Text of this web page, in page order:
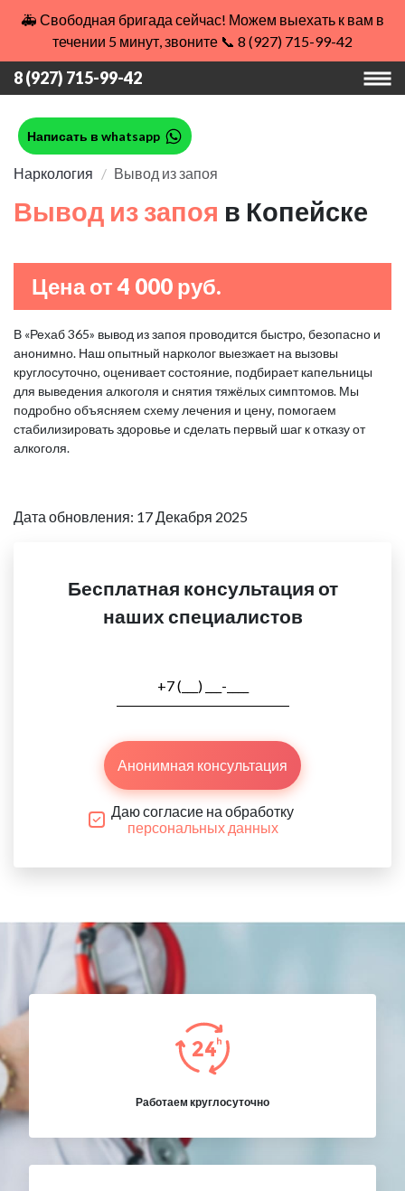
🚑 Свободная бригада сейчас! Можем выехать к вам в
течении 5 минут, звоните 📞 8 (927) 715-99-42
8 (927) 715-99-42
Написать в whatsapp
Наркология Вывод из запоя
Вывод из запоя в Копейске
Цена от 4 000 руб.
В «Рехаб 365» вывод из запоя проводится быстро, безопасно и
анонимно. Наш опытный нарколог выезжает на вызовы
круглосуточно, оценивает состояние, подбирает капельницы
для выведения алкоголя и снятия тяжёлых симптомов. Мы
подробно объясняем схему лечения и цену, помогаем
стабилизировать здоровье и сделать первый шаг к отказу от
алкоголя.
Дата обновления: 17 Декабря 2025
Бесплатная консультация от
наших специалистов
Анонимная консультация
Даю согласие на обработку
персональных данных
Работаем круглосуточно